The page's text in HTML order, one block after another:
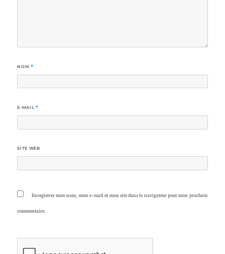
NOM *
E-MAIL *
SITE WEB
Enregistrer mon nom, mon e-mail et mon site dans le navigateur pour mon prochain
commentaire.